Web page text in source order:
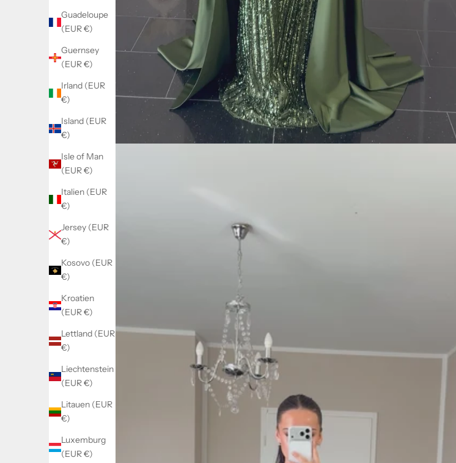
Guadeloupe
(EUR €)
Guernsey
(EUR €)
Irland (EUR
€)
Island (EUR
€)
Isle of Man
(EUR €)
Italien (EUR
€)
Jersey (EUR
€)
Kosovo (EUR
€)
Kroatien
(EUR €)
Lettland (EUR
€)
Liechtenstein
(EUR €)
Litauen (EUR
€)
Luxemburg
(EUR €)